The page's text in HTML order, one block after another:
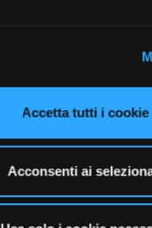
Accetta tutti i cookie
Acconsenti ai